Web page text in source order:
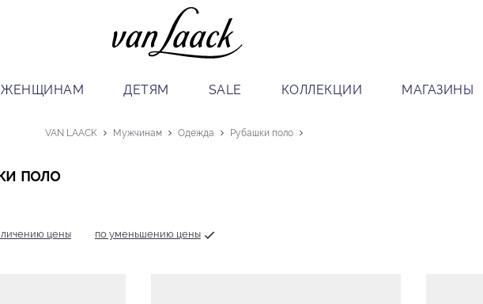
ЖЕНЩИНАМ ДЕТЯМ SALE КОЛЛЕКЦИИ МАГАЗИНЫ
VAN LAACK Мужчинам Одежда Рубашки поло
поло
цены по уменьшению цены